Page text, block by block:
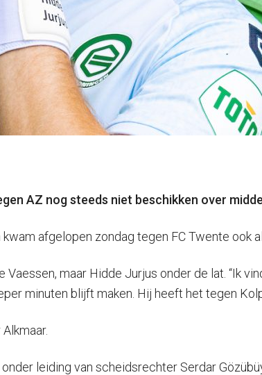
AZ nog steeds niet beschikken over
afgelopen zondag tegen FC Twente ook
maar Hidde Jurjus onder de lat. “Ik
minuten blijft maken. Hij heeft het tegen
leiding van scheidsrechter Serdar